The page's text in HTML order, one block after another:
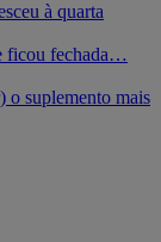
à quarta
ficou fechada…
o suplemento mais